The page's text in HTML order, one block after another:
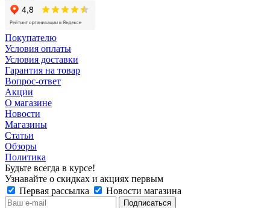
Покупателю
Условия оплаты
Условия доставки
Гарантия на товар
Вопрос-ответ
Акции
О магазине
Новости
Магазины
Статьи
Обзоры
Политика
Будьте всегда в курсе!
Узнавайте о скидках и акциях первым
Первая рассылка
Новости магазина